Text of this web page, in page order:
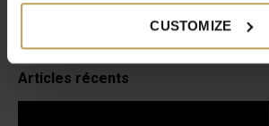
CUSTOMIZE
Tasse à thé pratique à emporter
€19,95
Articles récents